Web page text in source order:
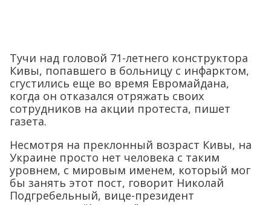
Тучи над головой 71-летнего конструктора
Кивы, попавшего в больницу с инфарктом,
сгустились еще во время Евромайдана,
когда он отказался отряжать своих
сотрудников на акции протеста, пишет
газета.
Несмотря на преклонный возраст Кивы, на
Украине просто нет человека с таким
уровнем, с мировым именем, который мог
бы занять этот пост, говорит Николай
Подгребельный, вице-президент